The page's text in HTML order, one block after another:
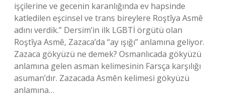
işçilerine ve gecenin karanlığında ev hapsinde
katledilen eşcinsel ve trans bireylere Roştîya Asmê
adını verdik.” Dersim’in ilk LGBTİ örgütü olan
Roştîya Asmê, Zazaca’da “ay ışığı” anlamına geliyor.
Zazaca gökyüzü ne demek? Osmanlıcada gökyüzü
anlamına gelen asman kelimesinin Farsça karşılığı
asuman’dır. Zazacada Asmên kelimesi gökyüzü
anlamına…